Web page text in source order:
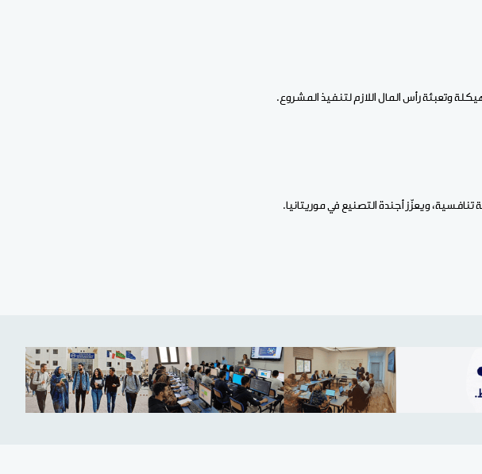
وتعبئة رأس المال اللازم لتنفيذ المشروع.
ويعزّز أجندة التصنيع في موريتانيا.